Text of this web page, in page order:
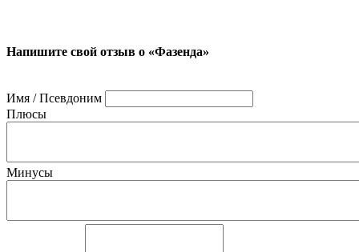
Напишите свой отзыв о «Фазенда»
Имя / Псевдоним
Плюсы
Минусы